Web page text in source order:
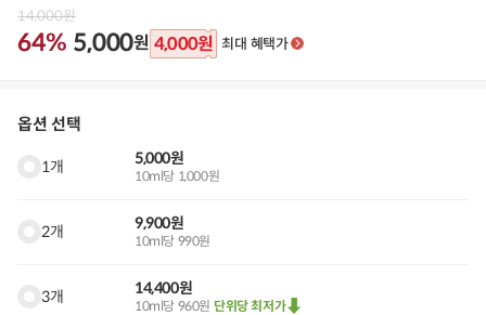
14,000원
64% 5,000원 4,000원 최대 혜택가
옵션 선택
1개 5,000원
10ml당 1,000원
2개 9,900원
10ml당 990원
3개 14,400원
10ml당 960원 단위당 최저가